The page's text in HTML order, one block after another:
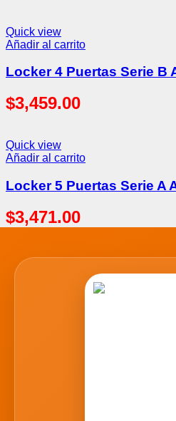
Quick view
Añadir al carrito
Locker 4 Puertas Serie B
$3,459.00
Quick view
Añadir al carrito
Locker 5 Puertas Serie A
$3,471.00